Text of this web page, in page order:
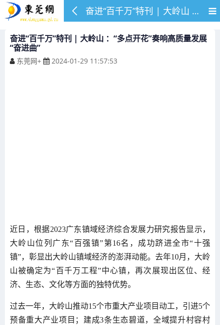
奋进“百千万”特刊 | 大岭山 ：“多点开花”奏响高质量发展“奋进曲”
奋进“百千万”特刊 | 大岭山 ：“多点开花”奏响高质量发展
“奋进曲”
东莞网+ 2024-01-29 11:57:53
近日，根据2023广东镇域经济综合发展力研究报告显示，
大岭山位列广东“百强镇”第16名，成功跻进全市“十强
镇”，彰显出大岭山镇域经济的澎湃动能。去年10月，大岭
山被确定为“百千万工程”中心镇，再次展现出区位、经
济、生态、文化等方面的独特优势。
过去一年，大岭山推动15个市重大产业项目动工，引进5个
预备重大产业项目；建成3条生态碧道，全域提升村容村